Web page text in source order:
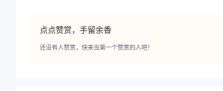
点点赞赏，手留余香
还没有人赞赏，快来当第一个赞赏的人吧！